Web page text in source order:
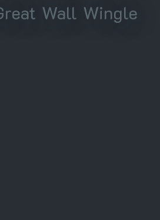
Wall Wingle